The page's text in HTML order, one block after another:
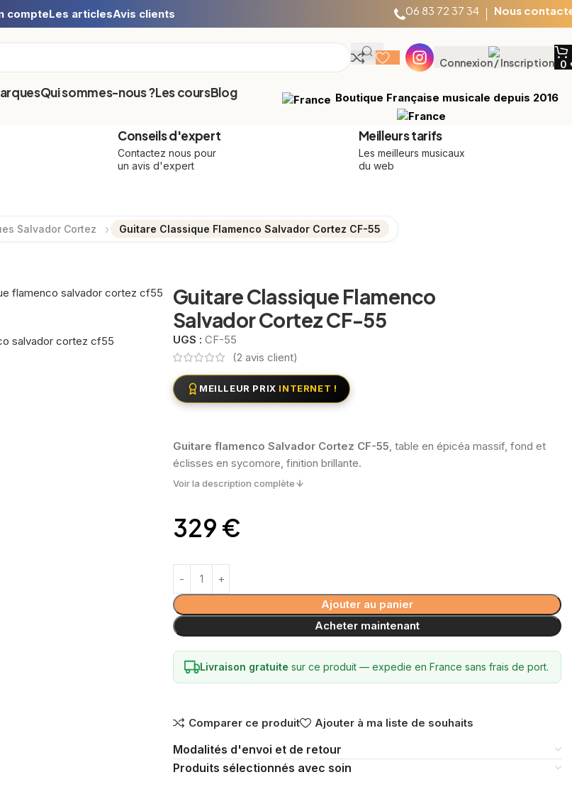
compteLes articlesAvis clients 06 83 72 37 34 Nous
Connexion / Inscription 0
Qui sommes-nous ?Les coursBlog
Boutique Française musicale depuis 2016
Conseils d'expert
Contactez nous pour
un avis d'expert
Meilleurs tarifs
Les meilleurs musicaux
du web
Salvador Cortez Guitare Classique Flamenco Salvador Cortez CF-55
Guitare Classique Flamenco
Salvador Cortez CF-55
UGS :CF-55
(2 avis client)
MEILLEUR PRIX INTERNET !
Guitare flamenco Salvador Cortez CF-55, table en épicéa massif, fond et
éclisses en sycomore, finition brillante.
Voir la description complète
329 €
Ajouter au panier
Acheter maintenant
Livraison gratuite sur ce produit — expedie en France sans frais de port.
Comparer ce produit Ajouter à ma liste de souhaits
Modalités d'envoi et de retour
Produits sélectionnés avec soin